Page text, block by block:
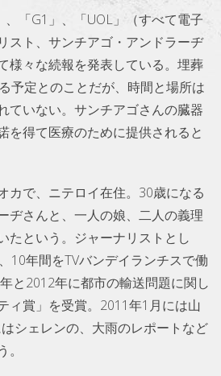
「G1」、「UOL」（すべて電子
スト、サンチアゴ・アンドラーヂ
様々な続報を発表している。埋葬
予定とのことだが、時間と場所は
ていない。サンチアゴさんの臓器
を得て医療のために提供されると
カで、ニテロイ在住。30歳になる
ヂさんと、一人の娘、二人の義理
たという。ジャーナリストとし
10年間をTVバンデイランチスで働
と2012年に都市の輸送問題に関し
ィ賞」を受賞。2011年1月には山
シェレンの、大雨のレポートなど